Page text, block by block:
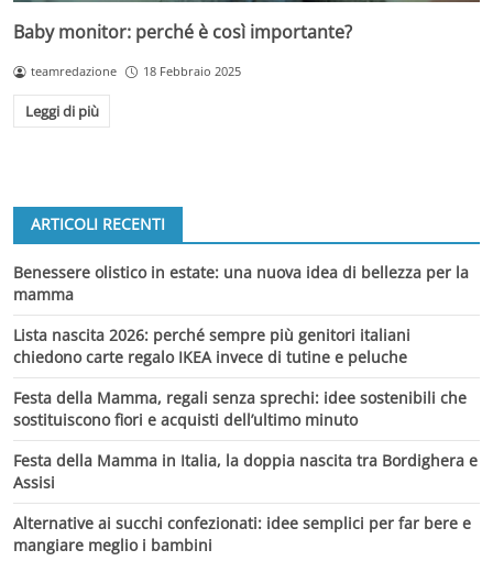
Baby monitor: perché è così importante?
teamredazione 18 Febbraio 2025
Leggi di più
ARTICOLI RECENTI
Benessere olistico in estate: una nuova idea di bellezza per la
mamma
Lista nascita 2026: perché sempre più genitori italiani
chiedono carte regalo IKEA invece di tutine e peluche
Festa della Mamma, regali senza sprechi: idee sostenibili che
sostituiscono fiori e acquisti dell’ultimo minuto
Festa della Mamma in Italia, la doppia nascita tra Bordighera e
Assisi
Alternative ai succhi confezionati: idee semplici per far bere e
mangiare meglio i bambini